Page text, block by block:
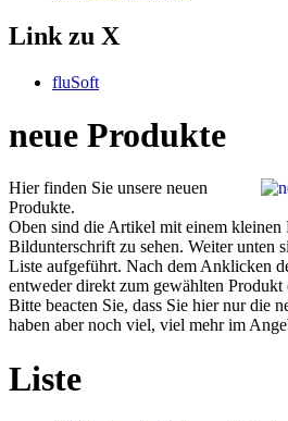
Link zu X
fluSoft
neue Produkte
Hier finden Sie unsere neuen
Produkte.
Oben sind die Artikel mit einem kleinen
Bildunterschrift zu sehen. Weiter unten
Liste aufgeführt. Nach dem Anklicken
entweder direkt zum gewählten
Bitte beacten Sie, dass Sie hier nur die
haben aber noch viel, viel mehr im
Liste